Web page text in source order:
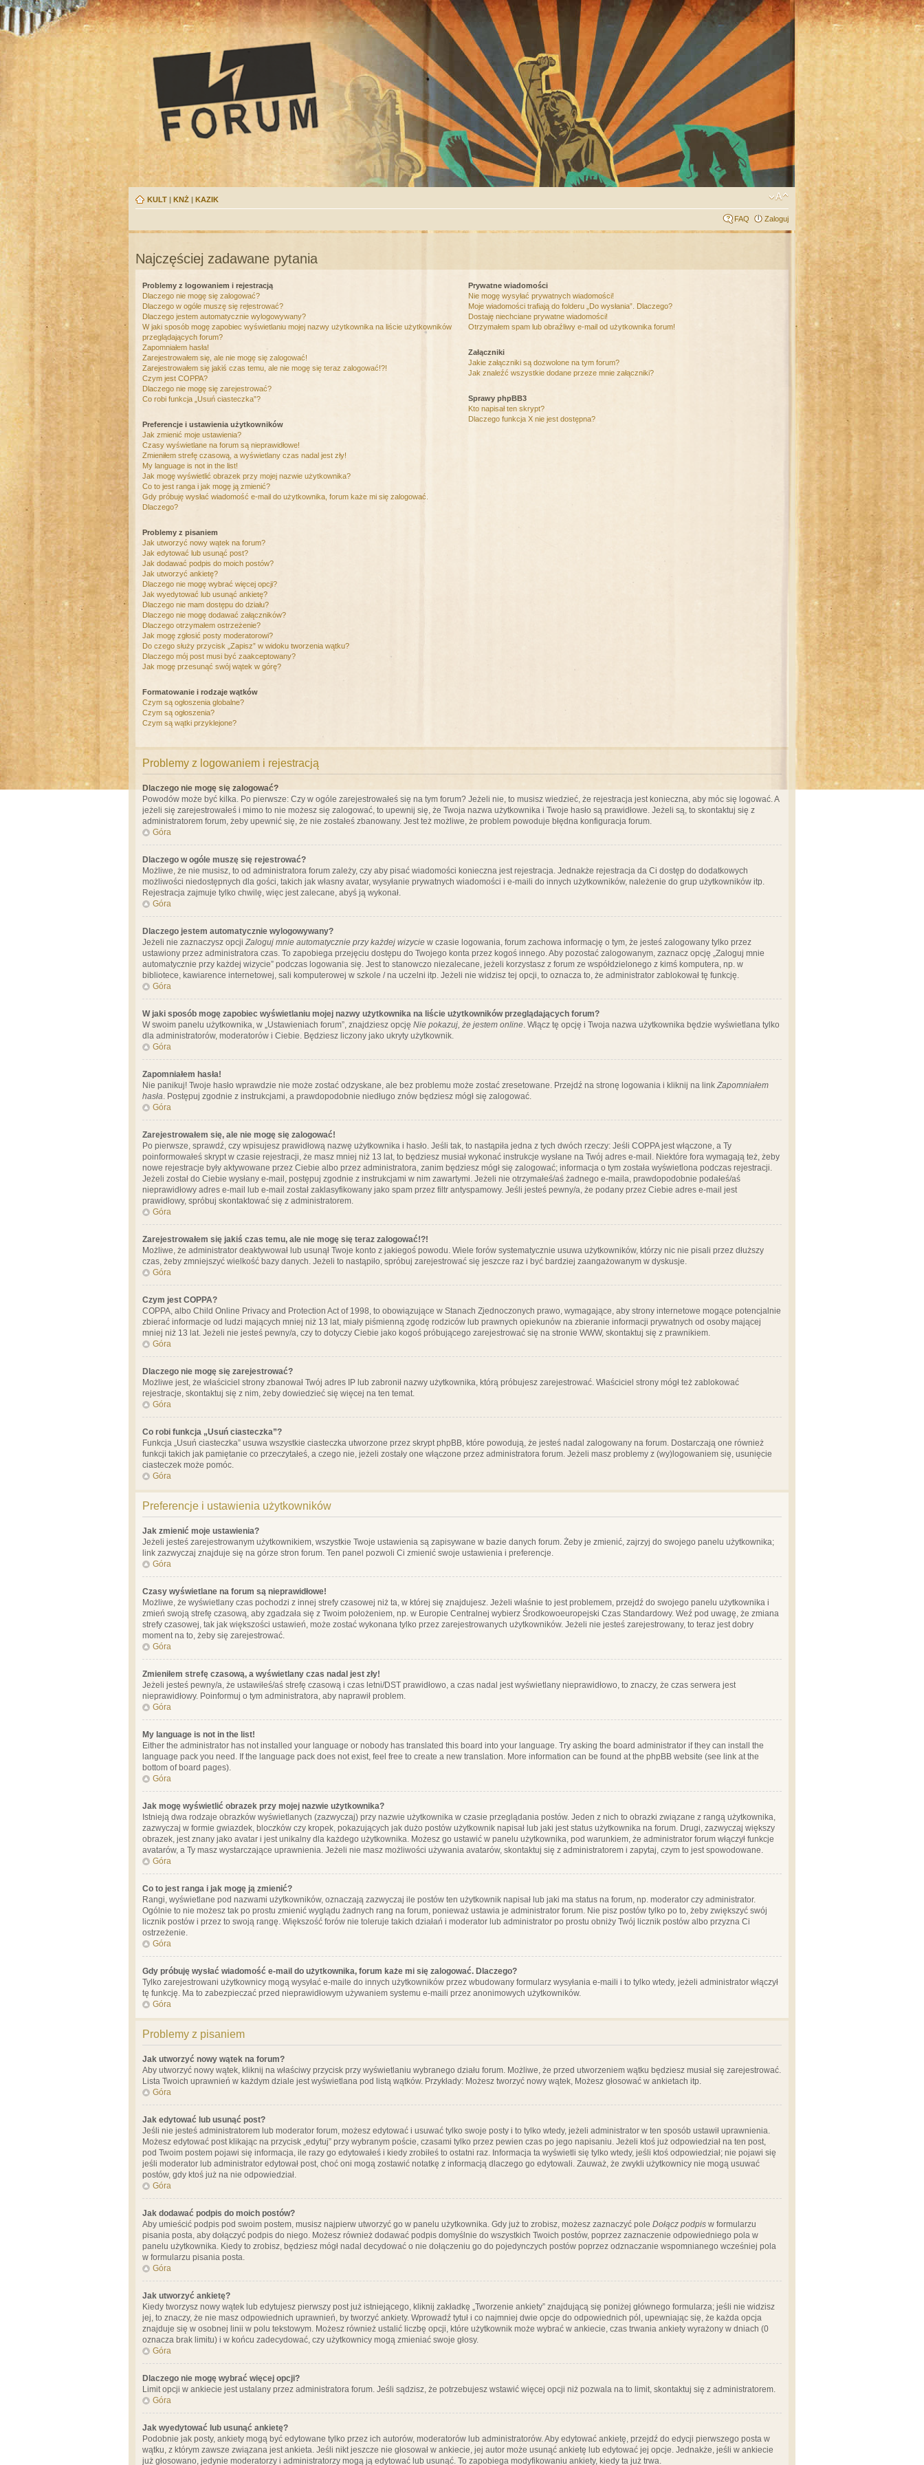
KULT | KNŻ | KAZIK
FAQ Zaloguj
Najczęściej zadawane pytania
Problemy z logowaniem i rejestracją
Dlaczego nie mogę się zalogować?
Dlaczego w ogóle muszę się rejestrować?
Dlaczego jestem automatycznie wylogowywany?
W jaki sposób mogę zapobiec wyświetlaniu mojej nazwy użytkownika na liście użytkowników
przeglądających forum?
Zapomniałem hasła!
Zarejestrowałem się, ale nie mogę się zalogować!
Zarejestrowałem się jakiś czas temu, ale nie mogę się teraz zalogować!?!
Czym jest COPPA?
Dlaczego nie mogę się zarejestrować?
Co robi funkcja „Usuń ciasteczka”?
Preferencje i ustawienia użytkowników
Jak zmienić moje ustawienia?
Czasy wyświetlane na forum są nieprawidłowe!
Zmieniłem strefę czasową, a wyświetlany czas nadal jest zły!
My language is not in the list!
Jak mogę wyświetlić obrazek przy mojej nazwie użytkownika?
Co to jest ranga i jak mogę ją zmienić?
Gdy próbuję wysłać wiadomość e-mail do użytkownika, forum każe mi się zalogować.
Dlaczego?
Problemy z pisaniem
Jak utworzyć nowy wątek na forum?
Jak edytować lub usunąć post?
Jak dodawać podpis do moich postów?
Jak utworzyć ankietę?
Dlaczego nie mogę wybrać więcej opcji?
Jak wyedytować lub usunąć ankietę?
Dlaczego nie mam dostępu do działu?
Dlaczego nie mogę dodawać załączników?
Dlaczego otrzymałem ostrzeżenie?
Jak mogę zgłosić posty moderatorowi?
Do czego służy przycisk „Zapisz” w widoku tworzenia wątku?
Dlaczego mój post musi być zaakceptowany?
Jak mogę przesunąć swój wątek w górę?
Formatowanie i rodzaje wątków
Czym są ogłoszenia globalne?
Czym są ogłoszenia?
Czym są wątki przyklejone?
Prywatne wiadomości
Nie mogę wysyłać prywatnych wiadomości!
Moje wiadomości trafiają do folderu „Do wysłania”. Dlaczego?
Dostaję niechciane prywatne wiadomości!
Otrzymałem spam lub obraźliwy e-mail od użytkownika forum!
Załączniki
Jakie załączniki są dozwolone na tym forum?
Jak znaleźć wszystkie dodane przeze mnie załączniki?
Sprawy phpBB3
Kto napisał ten skrypt?
Dlaczego funkcja X nie jest dostępna?
Problemy z logowaniem i rejestracją
Dlaczego nie mogę się zalogować?
Powodów może być kilka. Po pierwsze: Czy w ogóle zarejestrowałeś się na tym forum? Jeżeli nie, to musisz wiedzieć, że rejestracja jest konieczna, aby móc się logować. A
jeżeli się zarejestrowałeś i mimo to nie możesz się zalogować, to upewnij się, że Twoja nazwa użytkownika i Twoje hasło są prawidłowe. Jeżeli są, to skontaktuj się z
administratorem forum, żeby upewnić się, że nie zostałeś zbanowany. Jest też możliwe, że problem powoduje błędna konfiguracja forum.
Góra
Dlaczego w ogóle muszę się rejestrować?
Możliwe, że nie musisz, to od administratora forum zależy, czy aby pisać wiadomości konieczna jest rejestracja. Jednakże rejestracja da Ci dostęp do dodatkowych
możliwości niedostępnych dla gości, takich jak własny avatar, wysyłanie prywatnych wiadomości i e-maili do innych użytkowników, należenie do grup użytkowników itp.
Rejestracja zajmuje tylko chwilę, więc jest zalecane, abyś ją wykonał.
Góra
Dlaczego jestem automatycznie wylogowywany?
Jeżeli nie zaznaczysz opcji Zaloguj mnie automatycznie przy każdej wizycie w czasie logowania, forum zachowa informację o tym, że jesteś zalogowany tylko przez
ustawiony przez administratora czas. To zapobiega przejęciu dostępu do Twojego konta przez kogoś innego. Aby pozostać zalogowanym, zaznacz opcję „Zaloguj mnie
automatycznie przy każdej wizycie” podczas logowania się. Jest to stanowczo niezalecane, jeżeli korzystasz z forum ze współdzielonego z kimś komputera, np. w
bibliotece, kawiarence internetowej, sali komputerowej w szkole / na uczelni itp. Jeżeli nie widzisz tej opcji, to oznacza to, że administrator zablokował tę funkcję.
Góra
W jaki sposób mogę zapobiec wyświetlaniu mojej nazwy użytkownika na liście użytkowników przeglądających forum?
W swoim panelu użytkownika, w „Ustawieniach forum”, znajdziesz opcję Nie pokazuj, że jestem online. Włącz tę opcję i Twoja nazwa użytkownika będzie wyświetlana tylko
dla administratorów, moderatorów i Ciebie. Będziesz liczony jako ukryty użytkownik.
Góra
Zapomniałem hasła!
Nie panikuj! Twoje hasło wprawdzie nie może zostać odzyskane, ale bez problemu może zostać zresetowane. Przejdź na stronę logowania i kliknij na link Zapomniałem
hasła. Postępuj zgodnie z instrukcjami, a prawdopodobnie niedługo znów będziesz mógł się zalogować.
Góra
Zarejestrowałem się, ale nie mogę się zalogować!
Po pierwsze, sprawdź, czy wpisujesz prawidłową nazwę użytkownika i hasło. Jeśli tak, to nastąpiła jedna z tych dwóch rzeczy: Jeśli COPPA jest włączone, a Ty
poinformowałeś skrypt w czasie rejestracji, że masz mniej niż 13 lat, to będziesz musiał wykonać instrukcje wysłane na Twój adres e-mail. Niektóre fora wymagają też, żeby
nowe rejestracje były aktywowane przez Ciebie albo przez administratora, zanim będziesz mógł się zalogować; informacja o tym została wyświetlona podczas rejestracji.
Jeżeli został do Ciebie wysłany e-mail, postępuj zgodnie z instrukcjami w nim zawartymi. Jeżeli nie otrzymałeś/aś żadnego e-maila, prawdopodobnie podałeś/aś
nieprawidłowy adres e-mail lub e-mail został zaklasyfikowany jako spam przez filtr antyspamowy. Jeśli jesteś pewny/a, że podany przez Ciebie adres e-mail jest
prawidłowy, spróbuj skontaktować się z administratorem.
Góra
Zarejestrowałem się jakiś czas temu, ale nie mogę się teraz zalogować!?!
Możliwe, że administrator deaktywował lub usunął Twoje konto z jakiegoś powodu. Wiele forów systematycznie usuwa użytkowników, którzy nic nie pisali przez dłuższy
czas, żeby zmniejszyć wielkość bazy danych. Jeżeli to nastąpiło, spróbuj zarejestrować się jeszcze raz i być bardziej zaangażowanym w dyskusje.
Góra
Czym jest COPPA?
COPPA, albo Child Online Privacy and Protection Act of 1998, to obowiązujące w Stanach Zjednoczonych prawo, wymagające, aby strony internetowe mogące potencjalnie
zbierać informacje od ludzi mających mniej niż 13 lat, miały piśmienną zgodę rodziców lub prawnych opiekunów na zbieranie informacji prywatnych od osoby mającej
mniej niż 13 lat. Jeżeli nie jesteś pewny/a, czy to dotyczy Ciebie jako kogoś próbującego zarejestrować się na stronie WWW, skontaktuj się z prawnikiem.
Góra
Dlaczego nie mogę się zarejestrować?
Możliwe jest, że właściciel strony zbanował Twój adres IP lub zabronił nazwy użytkownika, którą próbujesz zarejestrować. Właściciel strony mógł też zablokować
rejestracje, skontaktuj się z nim, żeby dowiedzieć się więcej na ten temat.
Góra
Co robi funkcja „Usuń ciasteczka”?
Funkcja „Usuń ciasteczka” usuwa wszystkie ciasteczka utworzone przez skrypt phpBB, które powodują, że jesteś nadal zalogowany na forum. Dostarczają one również
funkcji takich jak pamiętanie co przeczytałeś, a czego nie, jeżeli zostały one włączone przez administratora forum. Jeżeli masz problemy z (wy)logowaniem się, usunięcie
ciasteczek może pomóc.
Góra
Preferencje i ustawienia użytkowników
Jak zmienić moje ustawienia?
Jeżeli jesteś zarejestrowanym użytkownikiem, wszystkie Twoje ustawienia są zapisywane w bazie danych forum. Żeby je zmienić, zajrzyj do swojego panelu użytkownika;
link zazwyczaj znajduje się na górze stron forum. Ten panel pozwoli Ci zmienić swoje ustawienia i preferencje.
Góra
Czasy wyświetlane na forum są nieprawidłowe!
Możliwe, że wyświetlany czas pochodzi z innej strefy czasowej niż ta, w której się znajdujesz. Jeżeli właśnie to jest problemem, przejdź do swojego panelu użytkownika i
zmień swoją strefę czasową, aby zgadzała się z Twoim położeniem, np. w Europie Centralnej wybierz Środkowoeuropejski Czas Standardowy. Weź pod uwagę, że zmiana
strefy czasowej, tak jak większości ustawień, może zostać wykonana tylko przez zarejestrowanych użytkowników. Jeżeli nie jesteś zarejestrowany, to teraz jest dobry
moment na to, żeby się zarejestrować.
Góra
Zmieniłem strefę czasową, a wyświetlany czas nadal jest zły!
Jeżeli jesteś pewny/a, że ustawiłeś/aś strefę czasową i czas letni/DST prawidłowo, a czas nadal jest wyświetlany nieprawidłowo, to znaczy, że czas serwera jest
nieprawidłowy. Poinformuj o tym administratora, aby naprawił problem.
Góra
My language is not in the list!
Either the administrator has not installed your language or nobody has translated this board into your language. Try asking the board administrator if they can install the
language pack you need. If the language pack does not exist, feel free to create a new translation. More information can be found at the phpBB website (see link at the
bottom of board pages).
Góra
Jak mogę wyświetlić obrazek przy mojej nazwie użytkownika?
Istnieją dwa rodzaje obrazków wyświetlanych (zazwyczaj) przy nazwie użytkownika w czasie przeglądania postów. Jeden z nich to obrazki związane z rangą użytkownika,
zazwyczaj w formie gwiazdek, bloczków czy kropek, pokazujących jak dużo postów użytkownik napisał lub jaki jest status użytkownika na forum. Drugi, zazwyczaj większy
obrazek, jest znany jako avatar i jest unikalny dla każdego użytkownika. Możesz go ustawić w panelu użytkownika, pod warunkiem, że administrator forum włączył funkcje
avatarów, a Ty masz wystarczające uprawnienia. Jeżeli nie masz możliwości używania avatarów, skontaktuj się z administratorem i zapytaj, czym to jest spowodowane.
Góra
Co to jest ranga i jak mogę ją zmienić?
Rangi, wyświetlane pod nazwami użytkowników, oznaczają zazwyczaj ile postów ten użytkownik napisał lub jaki ma status na forum, np. moderator czy administrator.
Ogólnie to nie możesz tak po prostu zmienić wyglądu żadnych rang na forum, ponieważ ustawia je administrator forum. Nie pisz postów tylko po to, żeby zwiększyć swój
licznik postów i przez to swoją rangę. Większość forów nie toleruje takich działań i moderator lub administrator po prostu obniży Twój licznik postów albo przyzna Ci
ostrzeżenie.
Góra
Gdy próbuję wysłać wiadomość e-mail do użytkownika, forum każe mi się zalogować. Dlaczego?
Tylko zarejestrowani użytkownicy mogą wysyłać e-maile do innych użytkowników przez wbudowany formularz wysyłania e-maili i to tylko wtedy, jeżeli administrator włączył
tę funkcję. Ma to zabezpieczać przed nieprawidłowym używaniem systemu e-maili przez anonimowych użytkowników.
Góra
Problemy z pisaniem
Jak utworzyć nowy wątek na forum?
Aby utworzyć nowy wątek, kliknij na właściwy przycisk przy wyświetlaniu wybranego działu forum. Możliwe, że przed utworzeniem wątku będziesz musiał się zarejestrować.
Lista Twoich uprawnień w każdym dziale jest wyświetlana pod listą wątków. Przykłady: Możesz tworzyć nowy wątek, Możesz głosować w ankietach itp.
Góra
Jak edytować lub usunąć post?
Jeśli nie jesteś administratorem lub moderator forum, możesz edytować i usuwać tylko swoje posty i to tylko wtedy, jeżeli administrator w ten sposób ustawił uprawnienia.
Możesz edytować post klikając na przycisk „edytuj” przy wybranym poście, czasami tylko przez pewien czas po jego napisaniu. Jeżeli ktoś już odpowiedział na ten post,
pod Twoim postem pojawi się informacja, ile razy go edytowałeś i kiedy zrobiłeś to ostatni raz. Informacja ta wyświetli się tylko wtedy, jeśli ktoś odpowiedział; nie pojawi się
jeśli moderator lub administrator edytował post, choć oni mogą zostawić notatkę z informacją dlaczego go edytowali. Zauważ, że zwykli użytkownicy nie mogą usuwać
postów, gdy ktoś już na nie odpowiedział.
Góra
Jak dodawać podpis do moich postów?
Aby umieścić podpis pod swoim postem, musisz najpierw utworzyć go w panelu użytkownika. Gdy już to zrobisz, możesz zaznaczyć pole Dołącz podpis w formularzu
pisania posta, aby dołączyć podpis do niego. Możesz również dodawać podpis domyślnie do wszystkich Twoich postów, poprzez zaznaczenie odpowiedniego pola w
panelu użytkownika. Kiedy to zrobisz, będziesz mógł nadal decydować o nie dołączeniu go do pojedynczych postów poprzez odznaczanie wspomnianego wcześniej pola
w formularzu pisania posta.
Góra
Jak utworzyć ankietę?
Kiedy tworzysz nowy wątek lub edytujesz pierwszy post już istniejącego, kliknij zakładkę „Tworzenie ankiety” znajdującą się poniżej głównego formularza; jeśli nie widzisz
jej, to znaczy, że nie masz odpowiednich uprawnień, by tworzyć ankiety. Wprowadź tytuł i co najmniej dwie opcje do odpowiednich pól, upewniając się, że każda opcja
znajduje się w osobnej linii w polu tekstowym. Możesz również ustalić liczbę opcji, które użytkownik może wybrać w ankiecie, czas trwania ankiety wyrażony w dniach (0
oznacza brak limitu) i w końcu zadecydować, czy użytkownicy mogą zmieniać swoje głosy.
Góra
Dlaczego nie mogę wybrać więcej opcji?
Limit opcji w ankiecie jest ustalany przez administratora forum. Jeśli sądzisz, że potrzebujesz wstawić więcej opcji niż pozwala na to limit, skontaktuj się z administratorem.
Góra
Jak wyedytować lub usunąć ankietę?
Podobnie jak posty, ankiety mogą być edytowane tylko przez ich autorów, moderatorów lub administratorów. Aby edytować ankietę, przejdź do edycji pierwszego posta w
wątku, z którym zawsze związana jest ankieta. Jeśli nikt jeszcze nie głosował w ankiecie, jej autor może usunąć ankietę lub edytować jej opcje. Jednakże, jeśli w ankiecie
już głosowano, jedynie moderatorzy i administratorzy mogą ją edytować lub usunąć. To zapobiega modyfikowaniu ankiety, kiedy ta już trwa.